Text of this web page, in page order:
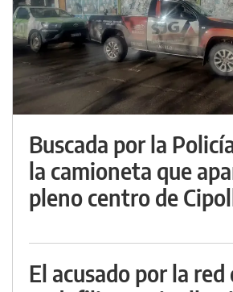
Buscada por la
la camioneta que
pleno centro de
El acusado por la red